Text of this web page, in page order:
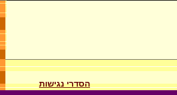
הסדרי נגישות